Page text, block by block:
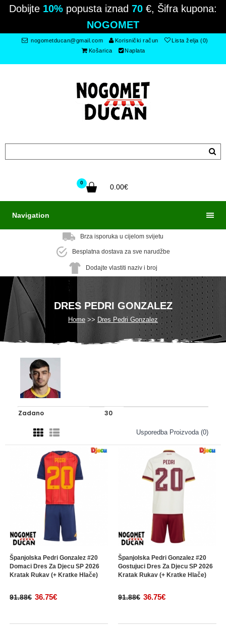
Dobijte 10% popusta iznad 70 €, Šifra kupona:
NOGOMET
nogometducan@gmail.com Korisnički račun
Lista želja (0)
Košarica
Naplata
0
0.00€
Navigation
Brza isporuka u cijelom svijetu
Besplatna dostava za sve narudžbe
Dodajte vlastiti naziv i broj
DRES PEDRI GONZALEZ
Home Dres Pedri Gonzalez
Usporedba Proizvoda (0)
Španjolska Pedri Gonzalez #20
Domaci Dres Za Djecu SP 2026
Kratak Rukav (+ Kratke Hlače)
91.88€ 36.75€
Španjolska Pedri Gonzalez #20
Gostujuci Dres Za Djecu SP 2026
Kratak Rukav (+ Kratke Hlače)
91.88€ 36.75€